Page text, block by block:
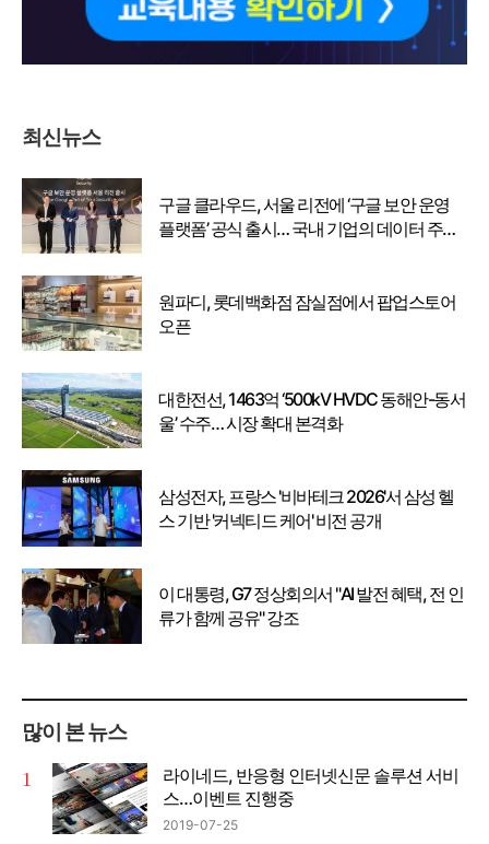
최신뉴스
구글 클라우드, 서울 리전에 ‘구글 보안 운영
플랫폼’ 공식 출시… 국내 기업의 데이터 주권
원파디, 롯데백화점 잠실점에서 팝업스토어
오픈
대한전선, 1463억 ‘500kV HVDC 동해안-동서
울’ 수주… 시장 확대 본격화
삼성전자, 프랑스 '비바테크 2026'서 삼성 헬
스 기반 '커넥티드 케어' 비전 공개
이 대통령, G7 정상회의서 "AI 발전 혜택, 전 인
류가 함께 공유" 강조
많이 본 뉴스
라이네드, 반응형 인터넷신문 솔루션 서비
스…이벤트 진행중
2019-07-25